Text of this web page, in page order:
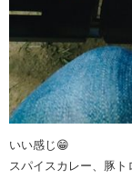
いい感じ😁
スパイスカレー、豚